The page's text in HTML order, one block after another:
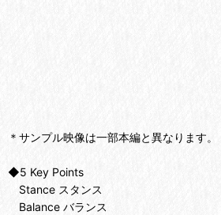
＊サンプル映像は一部本編と異なります。
◆5 Key Points
Stance スタンス
Balance バランス